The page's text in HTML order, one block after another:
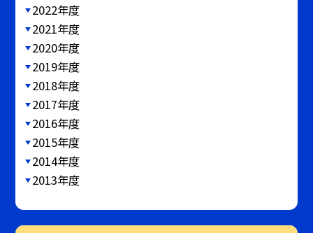
2022年度
2021年度
2020年度
2019年度
2018年度
2017年度
2016年度
2015年度
2014年度
2013年度